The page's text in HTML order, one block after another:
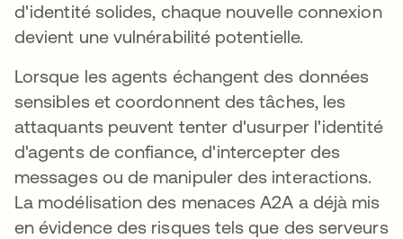
d'identité solides, chaque nouvelle connexion
devient une vulnérabilité potentielle.
Lorsque les agents échangent des données
sensibles et coordonnent des tâches, les
attaquants peuvent tenter d'usurper l'identité
d'agents de confiance, d'intercepter des
messages ou de manipuler des interactions.
La modélisation des menaces A2A a déjà mis
en évidence des risques tels que des serveurs